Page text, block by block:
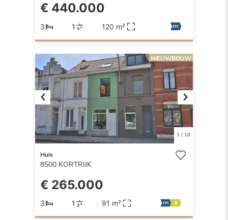
€ 440.000
3 1 120 m²
Previous Next
1/ 10
NIEUWBOUW
Huis
8500 KORTRIJK
€ 265.000
3 1 91 m²